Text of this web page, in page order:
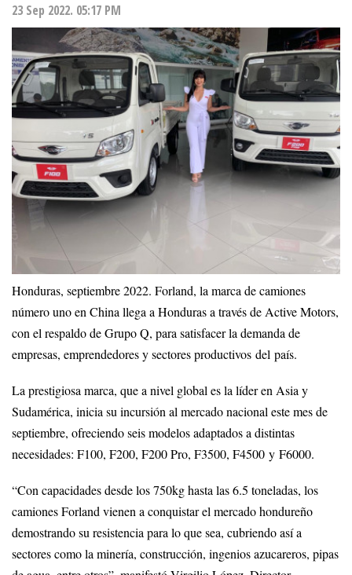
23 Sep 2022. 05:17 PM
Honduras, septiembre 2022. Forland, la marca de camiones
número uno en China llega a Honduras a través de Active Motors,
con el respaldo de Grupo Q, para satisfacer la demanda de
empresas, emprendedores y sectores productivos del país.
La prestigiosa marca, que a nivel global es la líder en Asia y
Sudamérica, inicia su incursión al mercado nacional este mes de
septiembre, ofreciendo seis modelos adaptados a distintas
necesidades: F100, F200, F200 Pro, F3500, F4500 y F6000.
“Con capacidades desde los 750kg hasta las 6.5 toneladas, los
camiones Forland vienen a conquistar el mercado hondureño
demostrando su resistencia para lo que sea, cubriendo así a
sectores como la minería, construcción, ingenios azucareros, pipas